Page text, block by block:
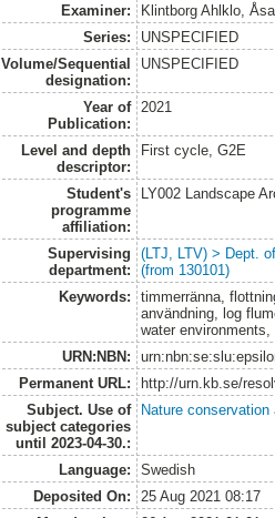
Examiner:
Klintborg Ahlklo, Åsa
Series:
UNSPECIFIED
Volume/Sequential
designation:
UNSPECIFIED
Year of
Publication:
2021
Level and depth
descriptor:
First cycle, G2E
Student's
programme
affiliation:
LY002 Landscape
Supervising
department:
(LTJ, LTV) > Dept.
(from 130101)
Keywords:
timmerränna,
användning, log
water environments,
URN:NBN:
Permanent URL:
http://urn.kb.se/
Subject. Use of
subject categories
until 2023-04-30.:
Nature
Language:
Swedish
Deposited On:
25 Aug 2021 08:17